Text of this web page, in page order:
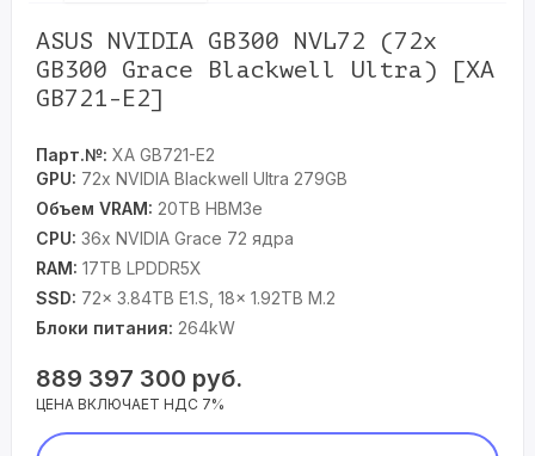
ASUS NVIDIA GB300 NVL72 (72x
GB300 Grace Blackwell Ultra) [XA
GB721-E2]
Парт.№: XA GB721-E2
GPU: 72x NVIDIA Blackwell Ultra 279GB
Объем VRAM: 20TB HBM3e
CPU: 36x NVIDIA Grace 72 ядра
RAM: 17TB LPDDR5X
SSD: 72x 3.84TB E1.S, 18x 1.92TB M.2
Блоки питания: 264kW
889 397 300 руб.
ЦЕНА ВКЛЮЧАЕТ НДС 7%